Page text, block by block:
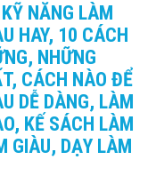
NĂNG LÀM
HAY, 10 CÁCH
NHỮNG
CÁCH NÀO ĐỂ
DỄ DÀNG, LÀM
KẾ SÁCH LÀM
GIÀU, DẠY LÀM